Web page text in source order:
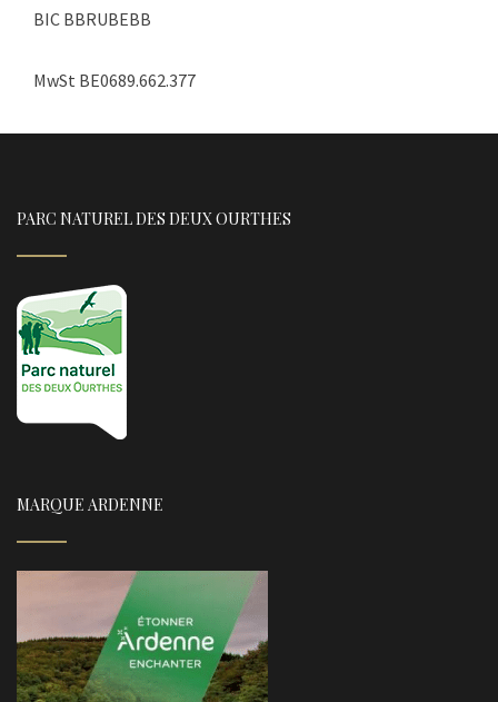
BIC BBRUBEBB
MwSt BE0689.662.377
PARC NATUREL DES DEUX OURTHES
MARQUE ARDENNE